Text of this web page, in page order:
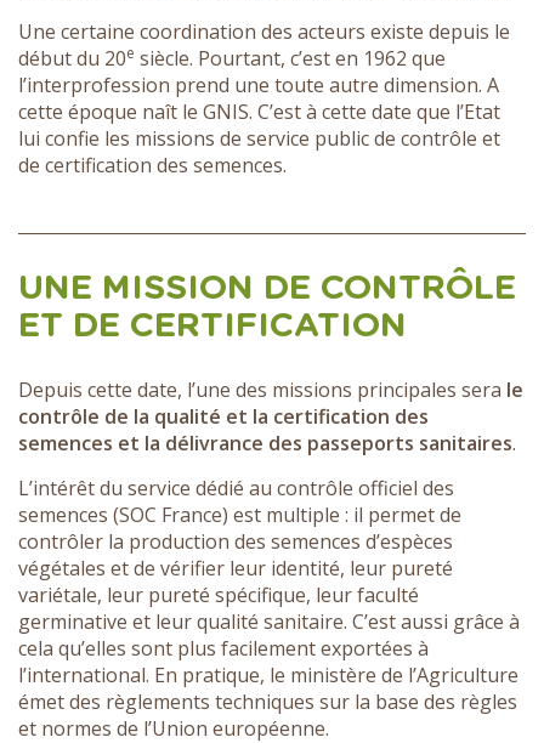
Une certaine coordination des acteurs existe depuis le
début du 20e siècle. Pourtant, c’est en 1962 que
l’interprofession prend une toute autre dimension. A
cette époque naît le GNIS. C’est à cette date que l’Etat
lui confie les missions de service public de contrôle et
de certification des semences.
UNE MISSION DE CONTRÔLE
ET DE CERTIFICATION
Depuis cette date, l’une des missions principales sera le
contrôle de la qualité et la certification des
semences et la délivrance des passeports sanitaires.
L’intérêt du service dédié au contrôle officiel des
semences (SOC France) est multiple : il permet de
contrôler la production des semences d’espèces
végétales et de vérifier leur identité, leur pureté
variétale, leur pureté spécifique, leur faculté
germinative et leur qualité sanitaire. C’est aussi grâce à
cela qu’elles sont plus facilement exportées à
l’international. En pratique, le ministère de l’Agriculture
émet des règlements techniques sur la base des règles
et normes de l’Union européenne.